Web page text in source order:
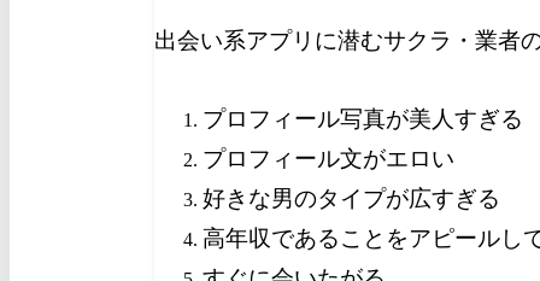
出会い系アプリに潜むサクラ・業者
プロフィール写真が美人すぎる
プロフィール文がエロい
好きな男のタイプが広すぎる
高年収であることをアピールし